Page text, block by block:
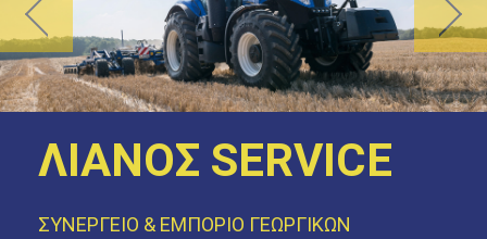
ΛΙΑΝΟΣ SERVICE
ΣΥΝΕΡΓΕΙΟ & ΕΜΠΟΡΙΟ ΓΕΩΡΓΙΚΩΝ
Previous Next